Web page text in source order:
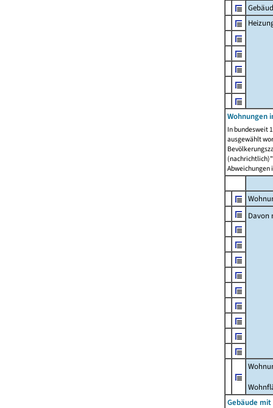
Wohnungen
In bundesweit
ausgewählt
Abweichungen
Davon
Gebäude